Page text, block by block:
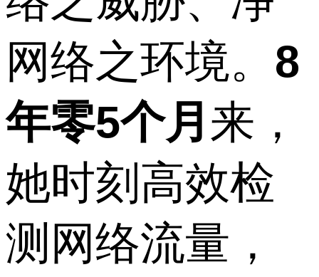
网络之环境。 8
年零5个月 来，
她时刻高效检
测网络流量，